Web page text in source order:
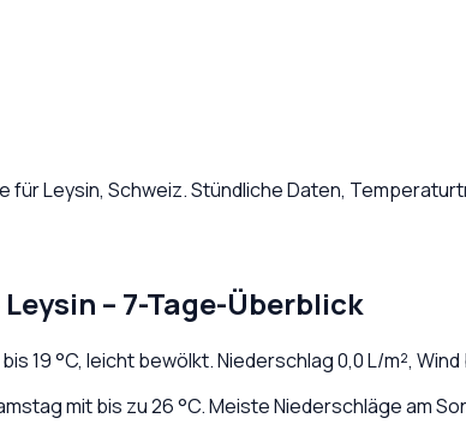
fürLeysin, Schweiz. Stündliche Daten,
Leysin – 7-Tage-Überblick
bis19°C, leicht bewölkt. Niederschlag0,0L/m², Wind
mit bis zu 26 °C. Meiste Niederschläge am